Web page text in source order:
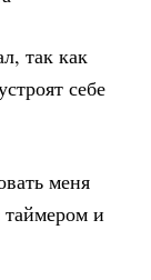
так как
себе
меня
и